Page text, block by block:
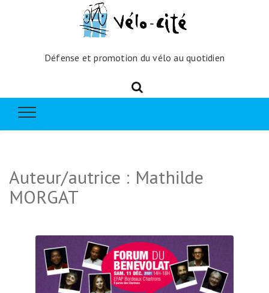
Défense et promotion du vélo au quotidien
Auteur/autrice : Mathilde
MORGAT